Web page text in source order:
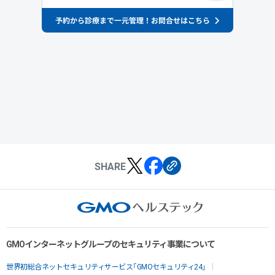
SHARE
GMOインターネットグループのセキュリティ事業について
世界初総合ネットセキュリティサービス「GMOセキュリティ24」